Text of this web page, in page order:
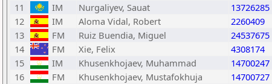
11
IM Nurgaliyev, Sauat 13726285
12
IM Aloma Vidal, Robert 2260409
13
FM Ruiz Buendia, Miguel 24537675
14
FM Xie, Felix 4308174
15
IM Khusenkhojaev, Muhammad 14700247
16
FM Khusenkhojaev, Mustafokhuja 14700727